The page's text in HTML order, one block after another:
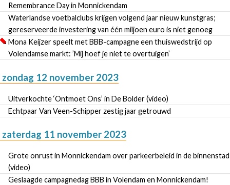
Remembrance Day in Monnickendam
Waterlandse voetbalclubs krijgen volgend jaar nieuw kunstgras;
gereserveerde investering van één miljoen euro is niet genoeg
Mona Keijzer speelt met BBB-campagne een thuiswedstrijd op
Volendamse markt: ’Mij hoef je niet te overtuigen’
zondag 12 november 2023
Uitverkochte ‘Ontmoet Ons’ in De Bolder (video)
Echtpaar Van Veen-Schipper zestig jaar getrouwd
zaterdag 11 november 2023
Grote onrust in Monnickendam over parkeerbeleid in de binnenstad
(video)
Geslaagde campagnedag BBB in Volendam en Monnickendam!